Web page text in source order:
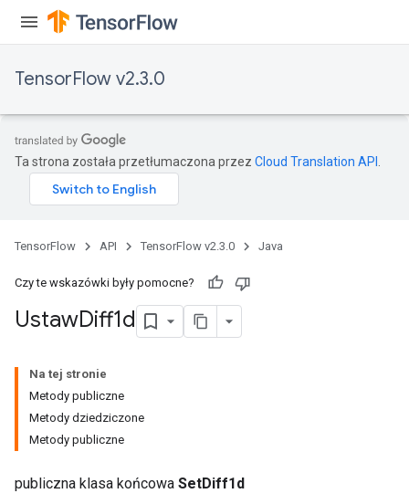
TensorFlow v2.3.0
Ta strona została przetłumaczona przez Cloud Translation API
TensorFlow API TensorFlow v2.3.0 Java
Czy te wskazówki były pomocne?
UstawDiff1d
Na tej stronie
Metody publiczne
Metody dziedziczone
Metody publiczne
publiczna klasa końcowa SetDiff1d